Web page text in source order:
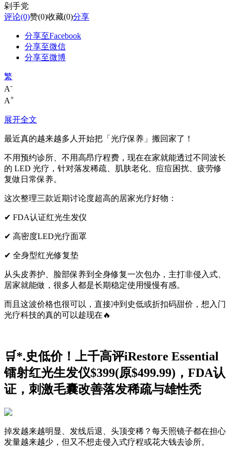
剁手党
评论(0)赞(0)收藏(0)分享
分享至Facebook
分享至微信
分享至微博
繁
A-
A+
展开全文
最近真的越来越多人开始把「光疗保养」搬回家了！
不用预约诊所、不用高昂疗程费，现在在家就能透过不同波长
的 LED 光疗，针对落发稀疏、肌肤老化、痘痘困扰、疲劳修
复做日常保养。
这次整理三款近期讨论度超高的居家光疗好物：
✔ FDA认证红光生发仪
✔ 高密度LED光疗面罩
✔ 全身型红光修复垫
从头皮养护、脸部保养到全身修复一次包办，主打非侵入式、
居家就能做，很多人都是长期稳定使用慢慢有感。
而且这波价格也很可以，直接冲到史低或折扣码甜价，想入门
光疗科技的真的可以趁现在🔥
🛒*.史低价！上千高评iRestore Essential
镭射红光生发仪$399(原$499.99)，FDA认
证，刺激毛囊改善落发稀疏与雄性秃
掉发越来越明显、发线后退、头顶变稀？每天照镜子都在担心
发量越来越少，但又不想走侵入式疗程或花大钱去诊所。